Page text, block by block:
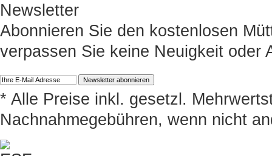
Newsletter
Abonnieren Sie den kostenlosen
verpassen Sie keine Neuigkeit oder
* Alle Preise inkl. gesetzl.
Nachnahmegebühren, wenn nicht